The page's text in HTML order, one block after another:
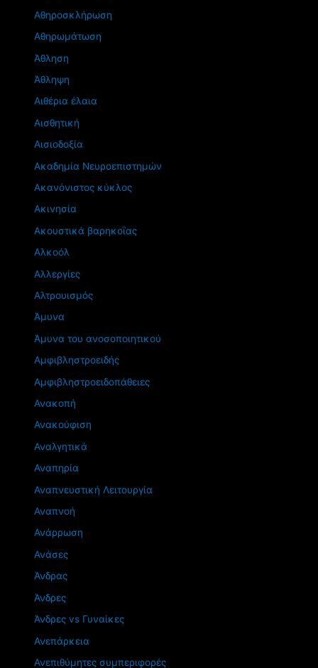
Αθηροσκλήρωση
Αθηρωμάτωση
Άθληση
Άθληψη
Αιθέρια έλαια
Αισθητική
Αισιοδοξία
Ακαδημία Νευροεπιστημών
Ακανόνιστος κύκλος
Ακινησία
Ακουστικά βαρηκοΐας
Αλκοόλ
Αλλεργίες
Αλτρουισμός
Άμυνα
Άμυνα του ανοσοποιητικού
Αμφιβληστροειδής
Αμφιβληστροειδοπάθειες
Ανακοπή
Ανακούφιση
Αναλγητικά
Αναπηρία
Αναπνευστική Λειτουργία
Αναπνοή
Ανάρρωση
Ανάσες
Άνδρας
Άνδρες
Άνδρες vs Γυναίκες
Ανεπάρκεια
Ανεπιθύμητες συμπεριφορές